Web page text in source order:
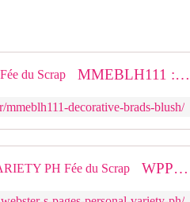
MMEBLH111 : DECORATIVE BRADS BLUSH Fée du Scrap
decorative-brads-blush/
WPP1019 : WEBSTER'S PAGES PERSONAL VARIETY PH Fée du Scrap